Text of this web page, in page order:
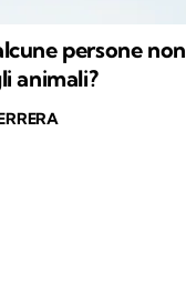
persone non
animali?